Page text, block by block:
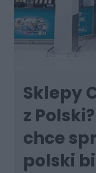
Sklepy
z
chce
polski